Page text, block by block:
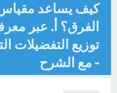
كيف يساعد
الفرق؟ أ. عبر
توزيع التفضيلات
- مع الشرح